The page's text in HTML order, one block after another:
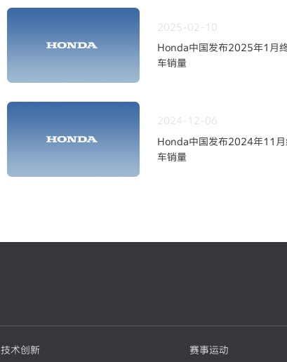
2025-02-10
Honda中国发布2025年1月
车销量
2024-12-06
Honda中国发布2024年11月
车销量
技术创新 赛事运动